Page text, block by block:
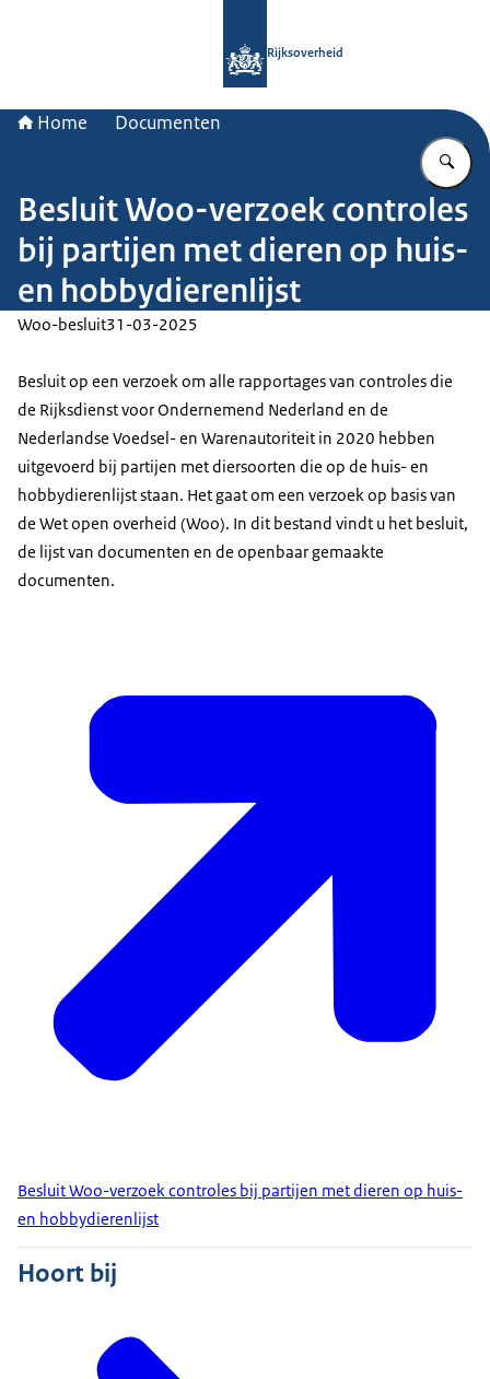
Rijksoverheid
Home Documenten
Besluit Woo-verzoek controles
bij partijen met dieren op huis-
en hobbydierenlijst
Woo-besluit31-03-2025
Besluit op een verzoek om alle rapportages van controles die
de Rijksdienst voor Ondernemend Nederland en de
Nederlandse Voedsel- en Warenautoriteit in 2020 hebben
uitgevoerd bij partijen met diersoorten die op de huis- en
hobbydierenlijst staan. Het gaat om een verzoek op basis van
de Wet open overheid (Woo). In dit bestand vindt u het besluit,
de lijst van documenten en de openbaar gemaakte
documenten.
Besluit Woo-verzoek controles bij partijen met dieren op huis-
en hobbydierenlijst
Hoort bij